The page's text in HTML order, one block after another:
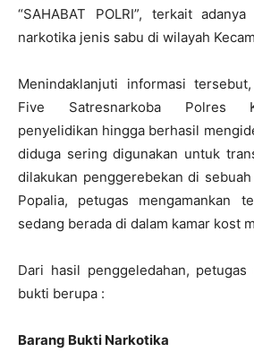
“SAHABAT POLRI”, terkait
narkotika jenis sabu di wilayah
Menindaklanjuti informasi
Five Satresnarkoba Polres
penyelidikan hingga berhasil
diduga sering digunakan untuk
dilakukan penggerebekan di
Popalia, petugas mengamankan
sedang berada di dalam kamar kost
Dari hasil penggeledahan, petugas
bukti berupa :
Barang Bukti Narkotika